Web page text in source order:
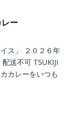
ー
ス」 ２０２６年
送不可 TSUKIJI
カレーをいつも